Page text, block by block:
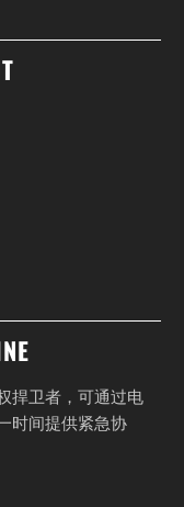
捍卫者，可通过电
时间提供紧急协